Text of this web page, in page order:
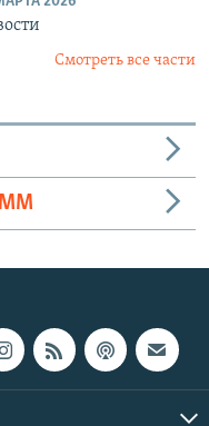
Смотреть все части